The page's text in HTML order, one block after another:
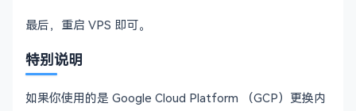
最后，重启 VPS 即可。
特别说明
如果你使用的是 Google Cloud Platform （GCP）更换内